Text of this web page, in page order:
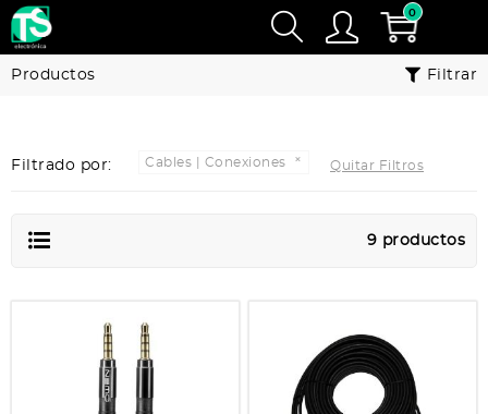
0
Productos Filtrar
Filtrado por: Cables | Conexiones Quitar Filtros
9 productos